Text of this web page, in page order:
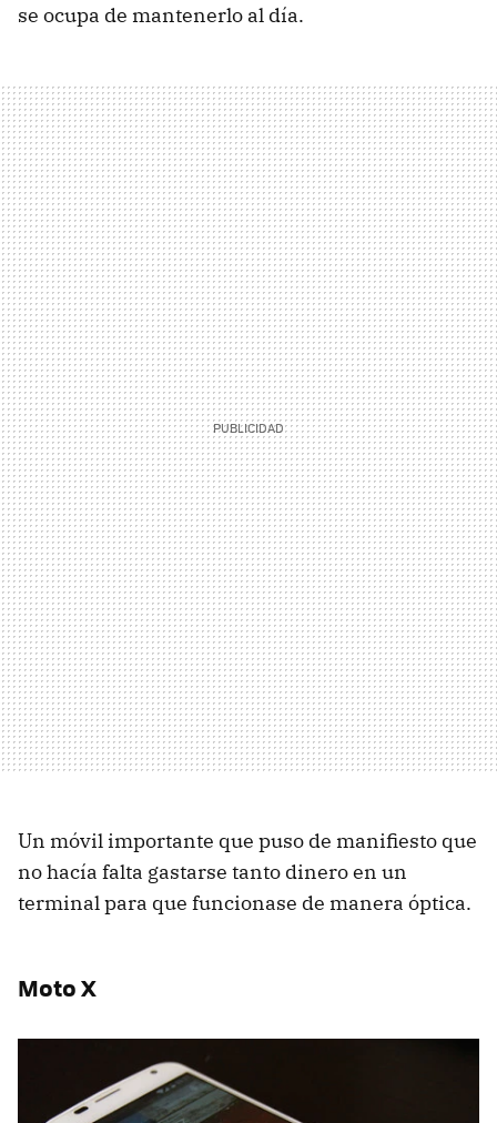
se ocupa de mantenerlo al día.
Un móvil importante que puso de manifiesto que
no hacía falta gastarse tanto dinero en un
terminal para que funcionase de manera óptica.
Moto X